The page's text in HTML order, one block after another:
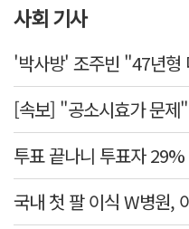
사회 기사
국내 첫 팔 이식 W병원,